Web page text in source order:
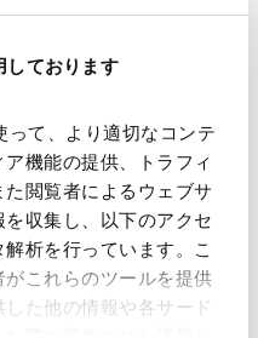
しております
って、より適切なコンテ
機能の提供、トラフィ
閲覧者によるウェブサ
収集し、以下のアクセ
析を行っています。こ
これらのツールを提供
た他の情報や各サード
to Watch in Japan™
in Japan™ 2024